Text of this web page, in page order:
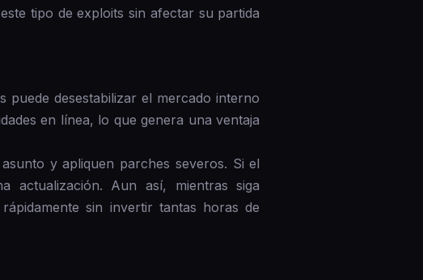
tipo de exploits sin afectar su partida
desestabilizar el mercado interno
en línea, lo que genera una ventaja
y apliquen parches severos. Si el
actualización. Aun así, mientras siga
sin invertir tantas horas de